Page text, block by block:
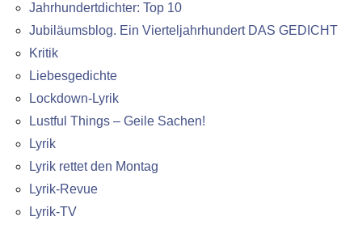
Jahrhundertdichter: Top 10
Jubiläumsblog. Ein Vierteljahrhundert DAS GEDICHT
Kritik
Liebesgedichte
Lockdown-Lyrik
Lustful Things – Geile Sachen!
Lyrik
Lyrik rettet den Montag
Lyrik-Revue
Lyrik-TV